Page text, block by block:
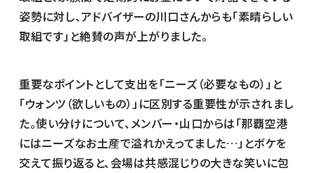
姿勢に対し、アドバイザーの川口さんからも「素晴らしい
取組です」と絶賛の声が上がりました。
重要なポイントとして支出を「ニーズ（必要なもの）」と
「ウォンツ（欲しいもの）」に区別する重要性が示されまし
た。使い分けについて、メンバー・山口からは「那覇空港
にはニーズなお土産で溢れかえってました…」とボケを
交えて振り返ると、会場は共感混じりの大きな笑いに包